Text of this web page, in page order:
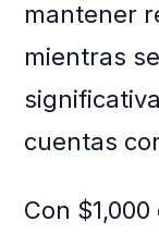
mantener
mientras
cuentas
Con